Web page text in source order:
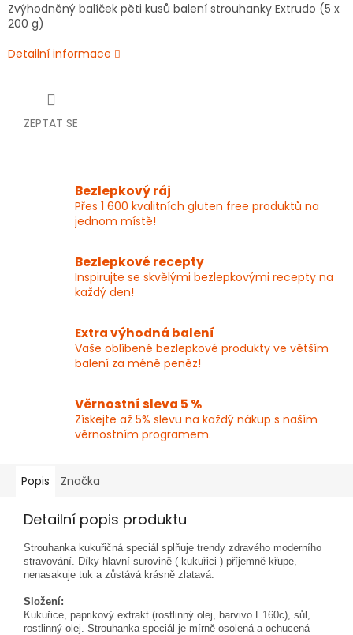
Zvýhodněný balíček pěti kusů balení strouhanky Extrudo (5 x
200 g)
Detailní informace
ZEPTAT SE
Bezlepkový ráj
Přes 1 600 kvalitních gluten free produktů na
jednom místě!
Bezlepkové recepty
Inspirujte se skvělými bezlepkovými recepty na
každý den!
Extra výhodná balení
Vaše oblíbené bezlepkové produkty ve větším
balení za méně peněz!
Věrnostní sleva 5 %
Získejte až 5% slevu na každý nákup s naším
věrnostním programem.
Popis Značka
Detailní popis produktu
Strouhanka kukuřičná speciál splňuje trendy zdravého moderního
stravování. Díky hlavní surovině ( kukuřici ) příjemně křupe,
nenasakuje tuk a zůstává krásně zlatavá.
Složení:
Kukuřice, paprikový extrakt (rostlinný olej, barvivo E160c), sůl,
rostlinný olej. Strouhanka speciál je mírně osolená a ochucená